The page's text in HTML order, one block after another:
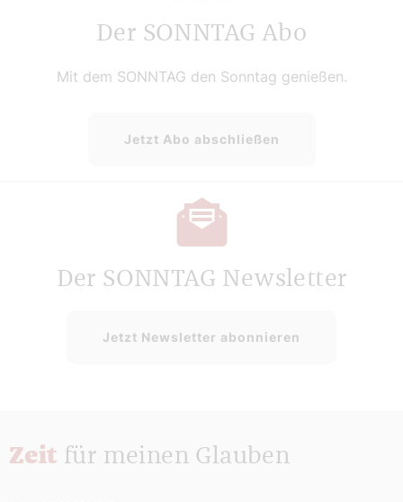
Der SONNTAG Abo
Mit dem SONNTAG den Sonntag genießen.
Jetzt Abo abschließen
Der SONNTAG Newsletter
Jetzt Newsletter abonnieren
Zeit für meinen Glauben